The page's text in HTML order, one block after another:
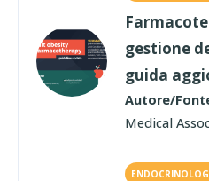
gestione
guida
Autore/
Medical